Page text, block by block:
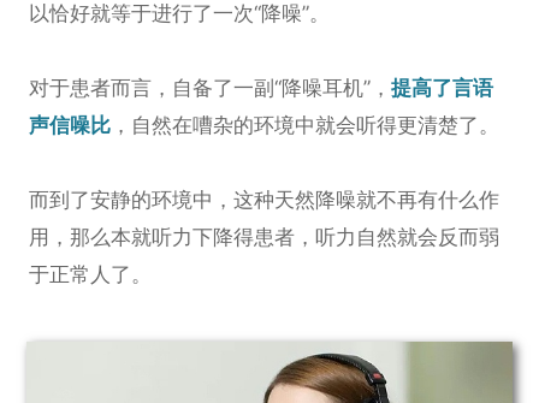
以恰好就等于进行了一次“降噪”。
对于患者而言，自备了一副“降噪耳机”， 提高了言语
声信噪比 ，自然在嘈杂的环境中就会听得更清楚了。
而到了安静的环境中，这种天然降噪就不再有什么作
用，那么本就听力下降得患者，听力自然就会反而弱
于正常人了。